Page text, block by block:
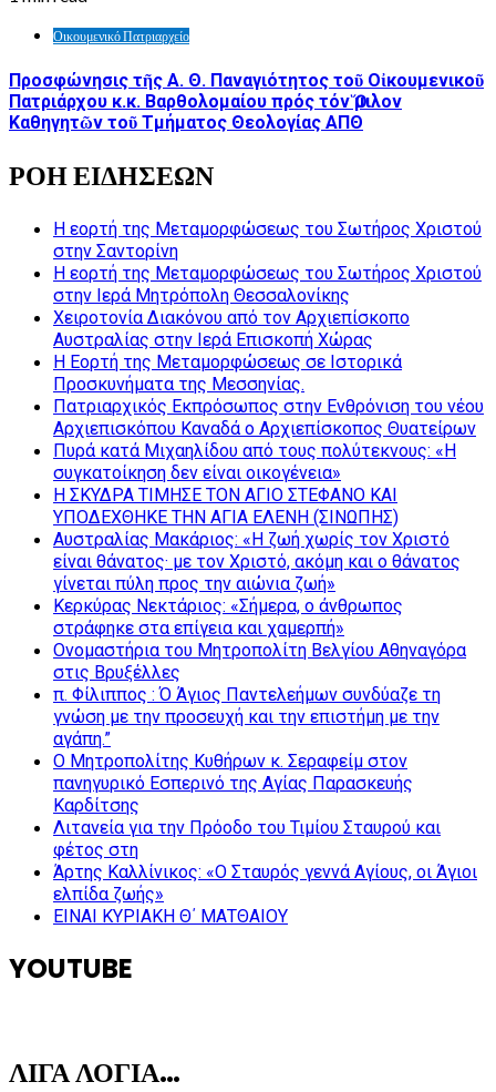
Οικουμενικό Πατριαρχείο
Προσφώνησις τῆς Α. Θ. Παναγιότητος τοῦ Οἰκουμενικοῦ
Πατριάρχου κ.κ. Βαρθολομαίου πρός τόν Ὅμιλον
Καθηγητῶν τοῦ Τμήματος Θεολογίας ΑΠΘ
ΡΟΗ ΕΙΔΗΣΕΩΝ
Η εορτή της Μεταμορφώσεως του Σωτήρος Χριστού
στην Σαντορίνη
Η εορτή της Μεταμορφώσεως του Σωτήρος Χριστού
στην Ιερά Μητρόπολη Θεσσαλονίκης
Χειροτονία Διακόνου από τον Αρχιεπίσκοπο
Αυστραλίας στην Ιερά Επισκοπή Χώρας
Η Εορτή της Μεταμορφώσεως σε Ιστορικά
Προσκυνήματα της Μεσσηνίας.
Πατριαρχικός Εκπρόσωπος στην Ενθρόνιση του νέου
Αρχιεπισκόπου Καναδά ο Αρχιεπίσκοπος Θυατείρων
Πυρά κατά Μιχαηλίδου από τους πολύτεκνους: «Η
συγκατοίκηση δεν είναι οικογένεια»
Η ΣΚΥΔΡΑ ΤΙΜΗΣΕ ΤΟΝ ΑΓΙΟ ΣΤΕΦΑΝΟ ΚΑΙ
ΥΠΟΔΕΧΘΗΚΕ ΤΗΝ ΑΓΙΑ ΕΛΕΝΗ (ΣΙΝΩΠΗΣ)
Αυστραλίας Μακάριος: «Η ζωή χωρίς τον Χριστό
είναι θάνατος· με τον Χριστό, ακόμη και ο θάνατος
γίνεται πύλη προς την αιώνια ζωή»
Κερκύρας Νεκτάριος: «Σήμερα, ο άνθρωπος
στράφηκε στα επίγεια και χαμερπή»
Ονομαστήρια του Μητροπολίτη Βελγίου Αθηναγόρα
στις Βρυξέλλες
π. Φίλιππος : Ό Άγιος Παντελεήμων συνδύαζε τη
γνώση με την προσευχή και την επιστήμη με την
αγάπη.”
Ο Μητροπολίτης Κυθήρων κ. Σεραφείμ στον
πανηγυρικό Εσπερινό της Αγίας Παρασκευής
Καρδίτσης
Λιτανεία για την Πρόοδο του Τιμίου Σταυρού και
φέτος στη
Άρτης Καλλίνικος: «Ο Σταυρός γεννά Αγίους, οι Άγιοι
ελπίδα ζωής»
ΕΙΝΑΙ ΚΥΡΙΑΚΗ Θ΄ ΜΑΤΘΑΙΟΥ
YOUTUBE
ΛΙΓΑ ΛΟΓΙΑ…